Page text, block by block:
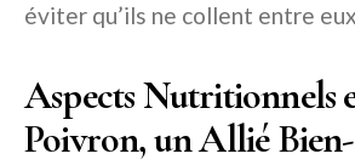
éviter qu’ils ne collent entre
Aspects Nutritionnels
Poivron, un Allié